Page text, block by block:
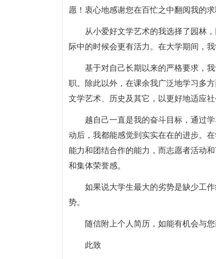
愿！衷心地感谢您在百忙之中翻阅我的求
从小爱好文学艺术的我选择了园林
际中的时候会更有活力。在大学期间，
基于对自己长期以来的严格要求，
职。除此以外，在课余我广泛地学习多
文学艺术、历史及其它，以更好地适应社
越自己一直是我的奋斗目标，通过
动后，我都能感觉到实实在在的进步。
能力和团结合作的能力，而志愿者活动
和集体荣誉感。
如果说大学生最大的劣势是缺少工
势。
随信附上个人简历，如能有机会与
此致